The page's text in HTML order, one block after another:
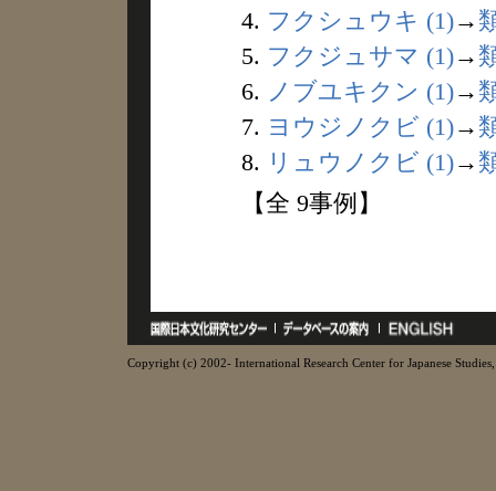
4. フクシュウキ (1)→
5. フクジュサマ (1)→
6. ノブユキクン (1)→
7. ヨウジノクビ (1)→
8. リュウノクビ (1)→
【全 9事例】
Copyright (c) 2002- International Research Center for Japanese